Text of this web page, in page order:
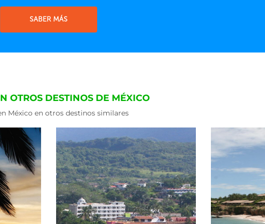
SABER MÁS
OTROS DESTINOS DE MÉXICO
México en otros destinos similares